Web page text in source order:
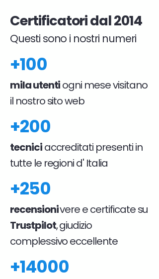
Certificatori dal 2014
Questi sono i nostri numeri
+100
mila utentiogni mese visitano
il nostro sito web
+200
tecniciaccreditati presenti in
tutte le regioni d' Italia
+250
recensionivere e certificate su
Trustpilot, giudizio
complessivo eccellente
+14000